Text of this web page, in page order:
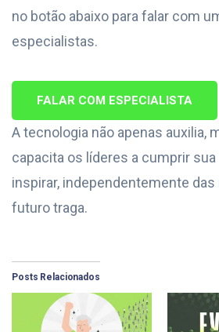
no botão abaixo para falar com
especialistas.
FALAR COM ESPECIALISTA
A tecnologia não apenas auxilia,
capacita os líderes a cumprir
inspirar, independentemente
futuro traga.
Posts Relacionados